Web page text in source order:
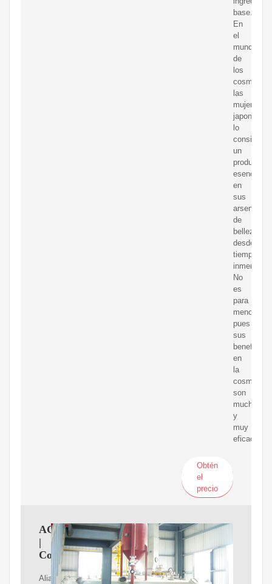
base.
En
el
mundo
de
los
las
mujeres
japonesas
lo
consideran
un
producto
esencial
en
sus
arsenales
de
belleza
desde
tiempos
No
es
para
menos,
pues
sus
beneficios
en
la
son
muchos
y
muy
eficaces
Obtén
el
precio
AGRANS
|
Comercializadora
Alianzas